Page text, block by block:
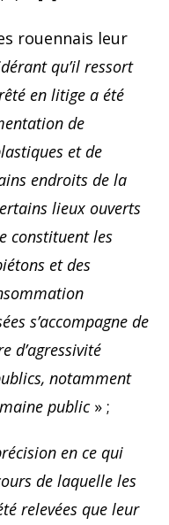
rouennais leur
qu’il ressort
en litige a été
de
et de
endroits de la
lieux ouverts
constituent les
et des
s’accompagne de
d’agressivité
notamment
public» ;
en ce qui
de laquelle les
relevées que leur